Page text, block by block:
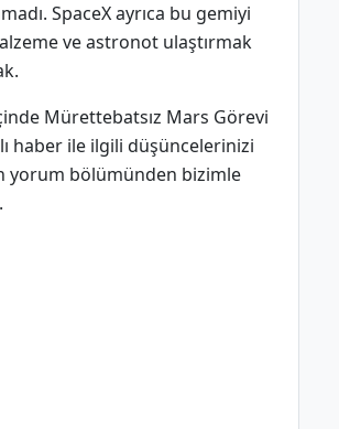
SpaceX ayrıca bu gemiyi
ve astronot ulaştırmak
Mürettebatsız Mars Görevi
haber ile ilgili düşüncelerinizi
yorum bölümünden bizimle